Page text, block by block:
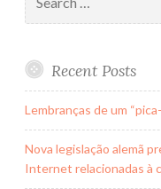
for:
Recent Posts
Lembranças de um
Nova legislação alemã
Internet relacionadas à